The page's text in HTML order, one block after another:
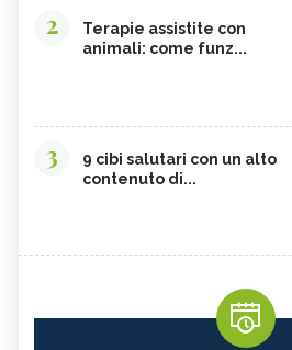
2
Terapie assistite con
animali: come funz...
3
9 cibi salutari con un alto
contenuto di...